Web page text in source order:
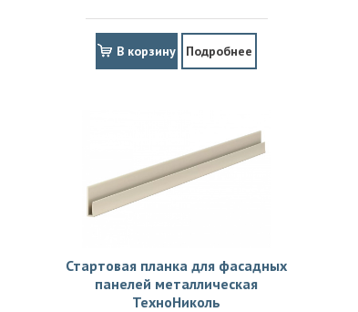
В корзину Подробнее
Стартовая планка для фасадных
панелей металлическая
ТехноНиколь